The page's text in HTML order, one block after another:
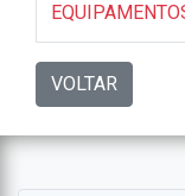
VOLTAR